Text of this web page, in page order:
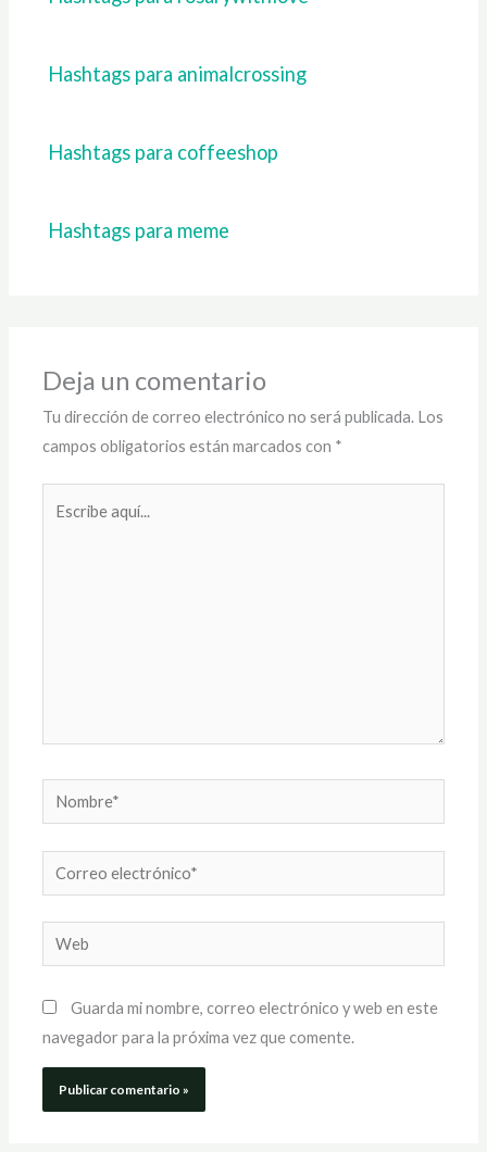
Hashtags para animalcrossing
Hashtags para coffeeshop
Hashtags para meme
Deja un comentario
Tu dirección de correo electrónico no será publicada. Los
campos obligatorios están marcados con *
Nombre*
Correo
electrónico*
Web
Guarda mi nombre, correo electrónico y web en este
navegador para la próxima vez que comente.